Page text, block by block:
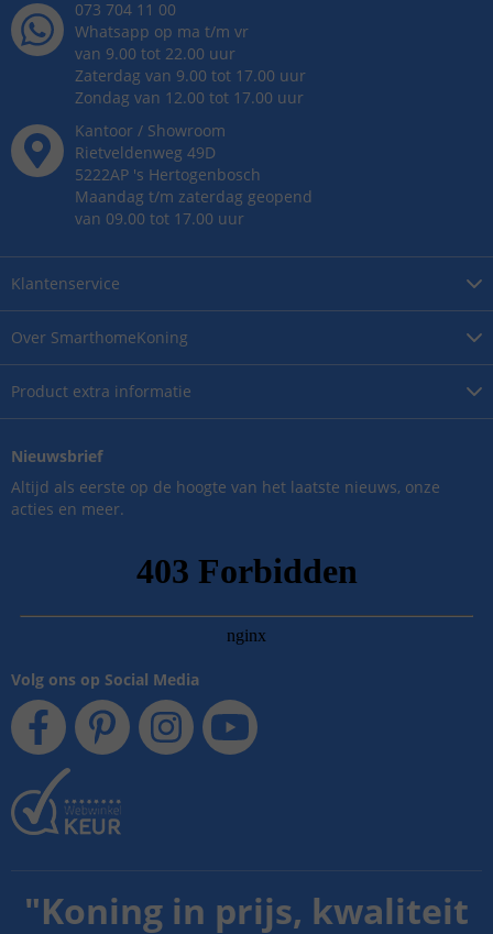
Over SmarthomeKoning
Product extra informatie
Klantenservice
073 704 11 00
Whatsapp op ma t/m vr
van 9.00 tot 22.00 uur
Zaterdag van 9.00 tot 17.00 uur
Zondag van 12.00 tot 17.00 uur
Kantoor / Showroom
Rietveldenweg 49D
5222AP 's Hertogenbosch
Maandag t/m zaterdag geopend
van 09.00 tot 17.00 uur
Nieuwsbrief
Altijd als eerste op de hoogte van het laatste nieuws, onze
acties en meer.
Volg ons op Social Media
"Koning in prijs, kwaliteit